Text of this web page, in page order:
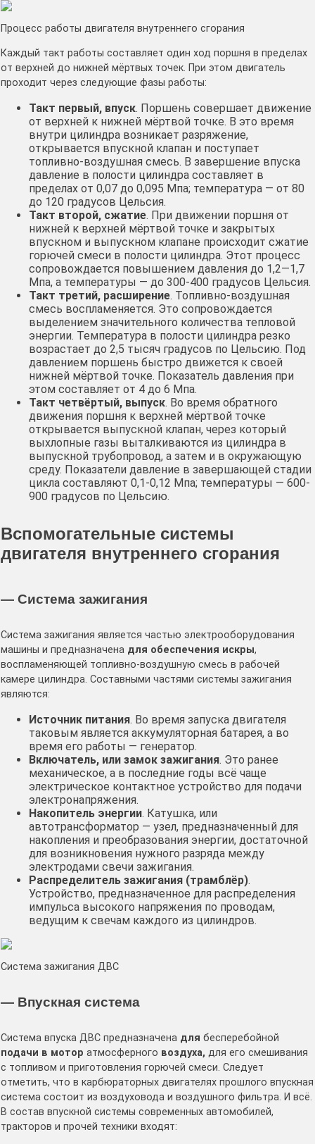
Процесс работы двигателя внутреннего сгорания
Каждый такт работы составляет один ход поршня в пределах
от верхней до нижней мёртвых точек. При этом двигатель
проходит через следующие фазы работы:
Такт первый, впуск. Поршень совершает движение
от верхней к нижней мёртвой точке. В это время
внутри цилиндра возникает разряжение,
открывается впускной клапан и поступает
топливно-воздушная смесь. В завершение впуска
давление в полости цилиндра составляет в
пределах от 0,07 до 0,095 Мпа; температура — от 80
до 120 градусов Цельсия.
Такт второй, сжатие. При движении поршня от
нижней к верхней мёртвой точке и закрытых
впускном и выпускном клапане происходит сжатие
горючей смеси в полости цилиндра. Этот процесс
сопровождается повышением давления до 1,2—1,7
Мпа, а температуры — до 300-400 градусов Цельсия.
Такт третий, расширение. Топливно-воздушная
смесь воспламеняется. Это сопровождается
выделением значительного количества тепловой
энергии. Температура в полости цилиндра резко
возрастает до 2,5 тысяч градусов по Цельсию. Под
давлением поршень быстро движется к своей
нижней мёртвой точке. Показатель давления при
этом составляет от 4 до 6 Мпа.
Такт четвёртый, выпуск. Во время обратного
движения поршня к верхней мёртвой точке
открывается выпускной клапан, через который
выхлопные газы выталкиваются из цилиндра в
выпускной трубопровод, а затем и в окружающую
среду. Показатели давление в завершающей стадии
цикла составляют 0,1-0,12 Мпа; температуры — 600-
900 градусов по Цельсию.
Вспомогательные системы
двигателя внутреннего сгорания
— Система зажигания
Система зажигания является частью электрооборудования
машины и предназначена для обеспечения искры,
воспламеняющей топливно-воздушную смесь в рабочей
камере цилиндра. Составными частями системы зажигания
являются:
Источник питания. Во время запуска двигателя
таковым является аккумуляторная батарея, а во
время его работы — генератор.
Включатель, или замок зажигания. Это ранее
механическое, а в последние годы всё чаще
электрическое контактное устройство для подачи
электронапряжения.
Накопитель энергии. Катушка, или
автотрансформатор — узел, предназначенный для
накопления и преобразования энергии, достаточной
для возникновения нужного разряда между
электродами свечи зажигания.
Распределитель зажигания (трамблёр).
Устройство, предназначенное для распределения
импульса высокого напряжения по проводам,
ведущим к свечам каждого из цилиндров.
Система зажигания ДВС
— Впускная система
Система впуска ДВС предназначена для бесперебойной
подачи в мотор атмосферного воздуха, для его смешивания
с топливом и приготовления горючей смеси. Следует
отметить, что в карбюраторных двигателях прошлого впускная
система состоит из воздуховода и воздушного фильтра. И всё.
В состав впускной системы современных автомобилей,
тракторов и прочей техники входят: